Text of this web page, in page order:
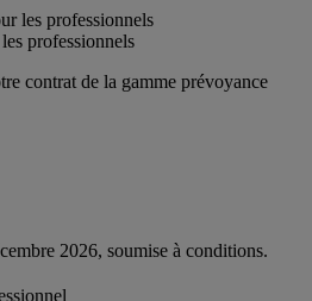
professionnels
contrat de la gamme prévoyance
2026, soumise à conditions.